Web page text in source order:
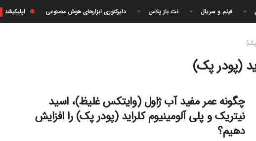
فیلم و سریال نت باز پلاس دایرکتوری ابزارهای هوش مصنوعی اپلیکیشن
پک)
(پودر پک)
چگونه عمر مفید آب ژاول (وایتکس غلیظ)، اسید
نیتریک و پلی آلومینیوم کلراید (پودر پک) را افزایش
دهیم؟